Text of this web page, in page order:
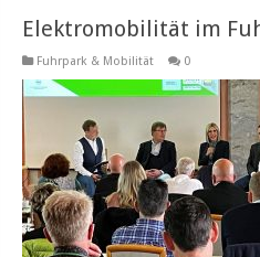
Elektromobilität im
Fuhrpark & Mobilität 0